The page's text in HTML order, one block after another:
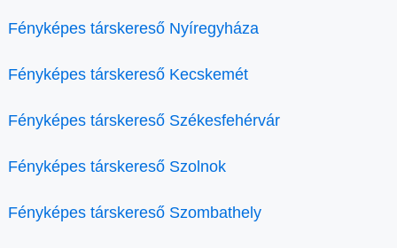
Fényképes társkereső Nyíregyháza
Fényképes társkereső Kecskemét
Fényképes társkereső Székesfehérvár
Fényképes társkereső Szolnok
Fényképes társkereső Szombathely